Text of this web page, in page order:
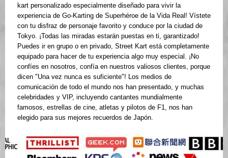
kart personalizado especialmente diseñado para vivir la
experiencia de Go-Karting de Superhéroe de la Vida Real! Vístete
con tu disfraz de personaje favorito y conduce por la ciudad de
Tokyo. ¡Todas las miradas estarán puestas en ti, garantizado!
Puedes ir en grupo o en privado, Street Kart está completamente
equipado para hacer de tu experiencia algo muy especial. ¡No
confíes en nosotros, confía en nuestros valiosos clientes, porque
dicen "Una vez nunca es suficiente"! Los medios de
comunicación de todo el mundo nos han presentado, y muchas
celebridades y VIP, incluyendo cantantes mundialmente
famosos, estrellas de cine, atletas y pilotos de F1, nos han
elegido para sus mejores recuerdos de Japón.